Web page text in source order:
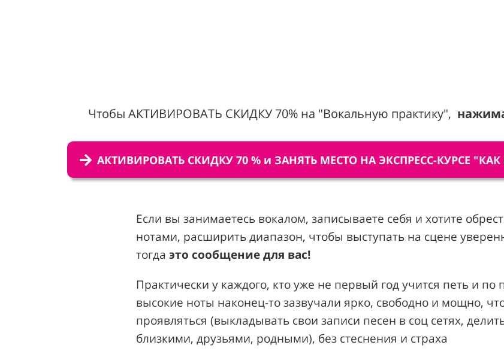
Чтобы АКТИВИРОВАТЬ СКИДКУ 70% на "Вокальную практику",
АКТИВИРОВАТЬ СКИДКУ 70 % и ЗАНЯТЬ МЕСТО НА ЭКСПРЕСС-КУРСЕ
Если вы занимаетесь вокалом, записываете себя и хотите
нотами, расширить диапазон, чтобы выступать на сцене
тогда это сообщение для вас!
Практически у каждого, кто уже не первый год учится петь и
высокие ноты наконец-то зазвучали ярко, свободно и мощно,
проявляться (выкладывать свои записи песен в соц сетях,
близкими, друзьями, родными), без стеснения и страха